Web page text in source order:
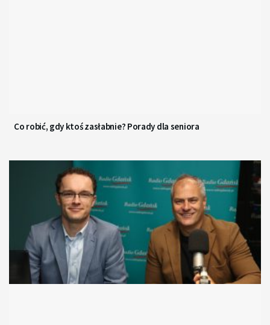
Co robić, gdy ktoś zasłabnie? Porady dla seniora